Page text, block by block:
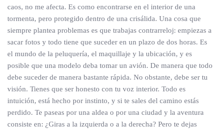
caos, no me afecta. Es como encontrarse en el interior de una
tormenta, pero protegido dentro de una crisálida. Una cosa que
siempre plantea problemas es que trabajas contrarreloj: empiezas a
sacar fotos y todo tiene que suceder en un plazo de dos horas. Es
el mundo de la peluquería, el maquillaje y la ubicación, y es
posible que una modelo deba tomar un avión. De manera que todo
debe suceder de manera bastante rápida. No obstante, debe ser tu
visión. Tienes que ser honesto con tu voz interior. Todo es
intuición, está hecho por instinto, y si te sales del camino estás
perdido. Te paseas por una aldea o por una ciudad y la aventura
consiste en: ¿Giras a la izquierda o a la derecha? Pero te dejas